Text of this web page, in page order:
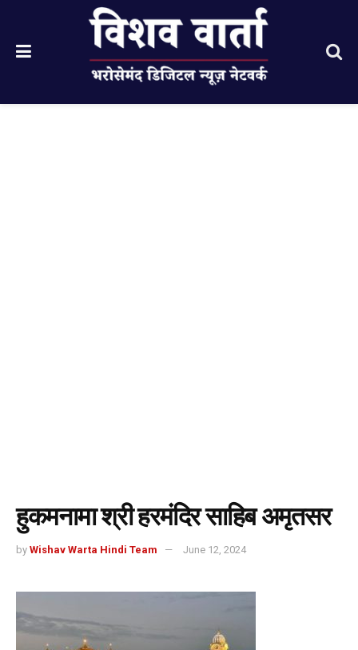
हुकमनामा श्री हरमंदिर साहिब अमृतसर
by Wishav Warta Hindi Team June 12, 2024